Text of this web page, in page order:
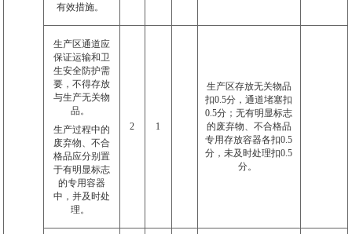
有效措施。
生产区通道应
保证运输和卫
生安全防护需
要，不得存放
与生产无关物
品。
生产过程中的
废弃物、不合
格品应分别置
于有明显标志
的专用容器
中，并及时处
理。
2 1
生产区存放无关物品
扣0.5分，通道堵塞扣
0.5分；无有明显标志
的废弃物、不合格品
专用存放容器各扣0.5
分，未及时处理扣0.5
分。